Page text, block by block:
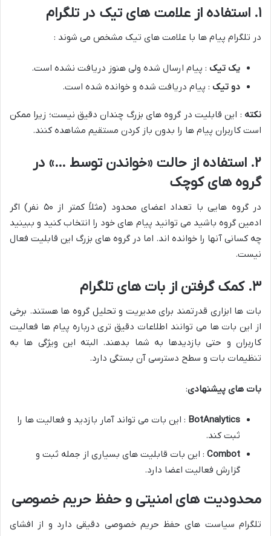
۱. استفاده از علامت های تیک در تلگرام
در تلگرام پیام ها با علامت های تیک مشخص می شوند :
یک تیک : پیام ارسال شده ولی هنوز دریافت نشده است.
دو تیک : پیام دریافت شده و خوانده شده است.
نکته : این قابلیت در گروه های بزرگ چندان دقیق نیست؛ زیرا ممکن
است کاربران پیام ها را بدون باز کردن مستقیم مشاهده کنند.
۲. استفاده از حالت «خواندن توسط …» در
گروه های کوچک
در گروه هایی با تعداد اعضای محدود (مثلاً کمتر از ۵۰ نفر) اگر
ادمین گروه باشید می توانید پیام های خود را انتخاب کنید و ببینید
چه کسانی آنها را خوانده اند. اما در گروه های بزرگ این قابلیت فعال
نیست.
۳. کمک گرفتن از بات های تلگرام
بات ها ابزاری قدرتمند برای مدیریت و تحلیل گروه ها هستند. برخی
از این بات ها می توانند اطلاعات دقیق تری درباره پیام ها فعالیت
کاربران و حتی بازدیدها به شما بدهند. البته این ویژگی ها به
تنظیمات بات و سطح دسترسی آن بستگی دارد.
بات های پیشنهادی:
BotAnalytics : این بات می تواند آمار بازدید و فعالیت ها را
ثبت کند.
Combot : این بات قابلیت های بسیاری از جمله ثبت و
گزارش فعالیت اعضا دارد.
محدودیت های امنیتی و حفظ حریم خصوصی
تلگرام سیاست های حفظ حریم خصوصی دقیقی دارد و از افشای